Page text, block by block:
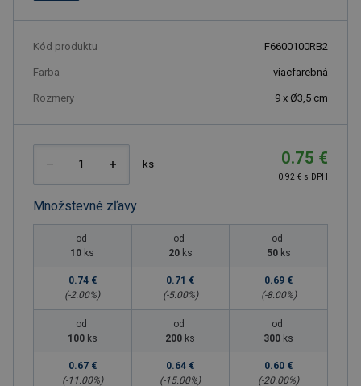
Kód produktu F6600100RB2
Farba viacfarebná
Rozmery 9 x Ø3,5 cm
ks 0.75 €
0.92 € s DPH
Množstevné zľavy
od
10 ks
0.74 €
(-2.00%)
od
20 ks
0.71 €
(-5.00%)
od
50 ks
0.69 €
(-8.00%)
od
100 ks
0.67 €
(-11.00%)
od
200 ks
0.64 €
(-15.00%)
od
300 ks
0.60 €
(-20.00%)